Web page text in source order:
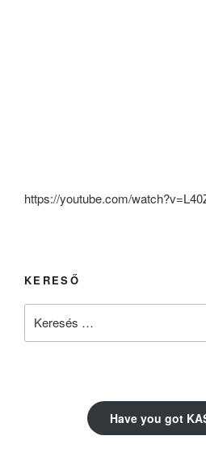
https://youtube.com/
KERESŐ
Have you got